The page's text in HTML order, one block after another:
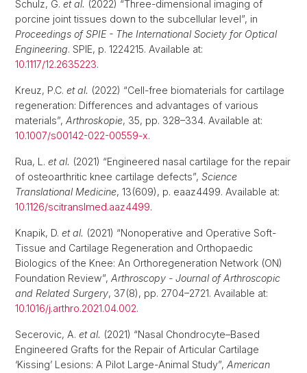
Schulz, G. et al. (2022) “Three-dimensional imaging of
porcine joint tissues down to the subcellular level”, in
Proceedings of SPIE - The International Society for Optical
Engineering. SPIE, p. 1224215. Available at:
10.1117/12.2635223.
Kreuz, P.C. et al. (2022) “Cell-free biomaterials for cartilage
regeneration: Differences and advantages of various
materials”, Arthroskopie, 35, pp. 328–334. Available at:
10.1007/s00142-022-00559-x.
Rua, L. et al. (2021) “Engineered nasal cartilage for the repair
of osteoarthritic knee cartilage defects”, Science
Translational Medicine, 13(609), p. eaaz4499. Available at:
10.1126/scitranslmed.aaz4499.
Knapik, D. et al. (2021) “Nonoperative and Operative Soft-
Tissue and Cartilage Regeneration and Orthopaedic
Biologics of the Knee: An Orthoregeneration Network (ON)
Foundation Review”, Arthroscopy - Journal of Arthroscopic
and Related Surgery, 37(8), pp. 2704–2721. Available at:
10.1016/j.arthro.2021.04.002.
Secerovic, A. et al. (2021) “Nasal Chondrocyte–Based
Engineered Grafts for the Repair of Articular Cartilage
‘Kissing’ Lesions: A Pilot Large-Animal Study”, American